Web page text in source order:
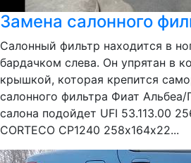
Замена салонного
Салонный фильтр находится в
бардачком слева. Он упрятан в
крышкой, которая крепится
салонного фильтра Фиат
салона подойдет UFI 53.113.00
CORTECO CP1240 258х164х22...